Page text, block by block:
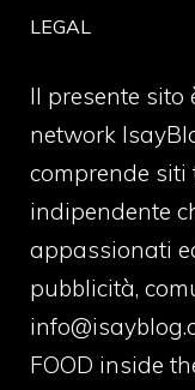
LEGAL
Il presente sito
network
comprende
indipendente
appassionati
pubblicità,
FOOD inside